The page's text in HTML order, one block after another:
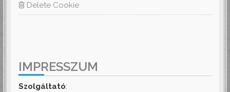
Delete Cookie
IMPRESSZUM
Szolgáltató: